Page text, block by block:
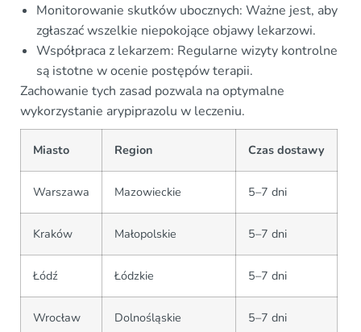
Monitorowanie skutków ubocznych: Ważne jest, aby
zgłaszać wszelkie niepokojące objawy lekarzowi.
Współpraca z lekarzem: Regularne wizyty kontrolne
są istotne w ocenie postępów terapii.
Zachowanie tych zasad pozwala na optymalne
wykorzystanie arypiprazolu w leczeniu.
Miasto Region Czas dostawy
Warszawa Mazowieckie 5–7 dni
Kraków Małopolskie 5–7 dni
Łódź Łódzkie 5–7 dni
Wrocław Dolnośląskie 5–7 dni